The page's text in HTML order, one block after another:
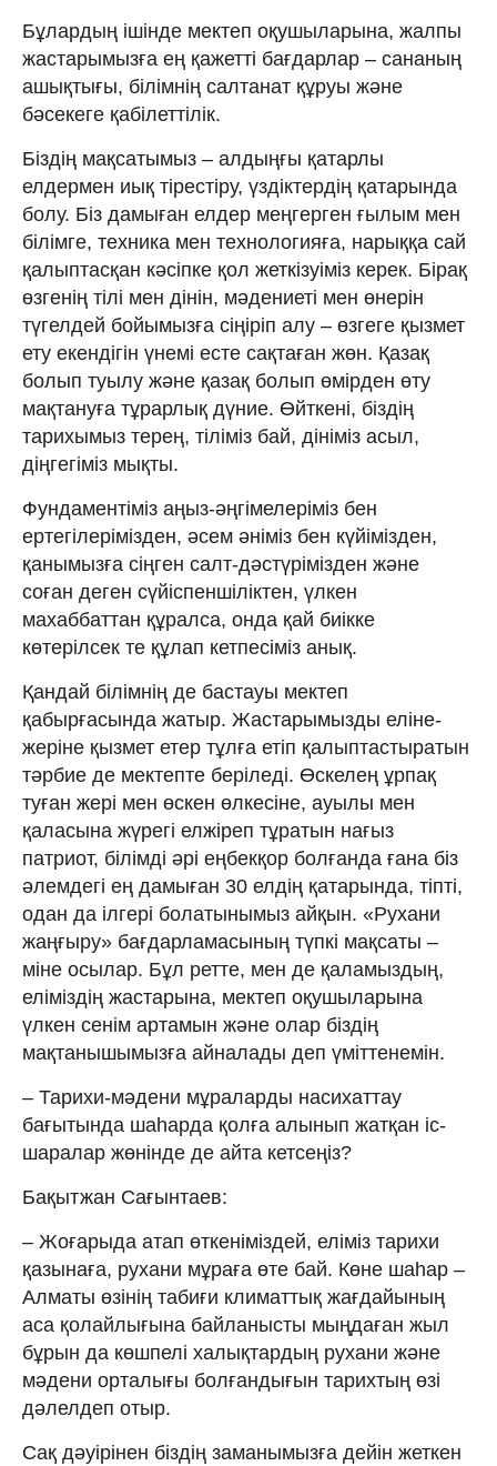
Бұлардың ішінде мектеп оқушыларына, жалпы
жастарымызға ең қажетті бағдарлар – сананың
ашықтығы, білімнің салтанат құруы және
бәсекеге қабілеттілік.
Біздің мақсатымыз – алдыңғы қатарлы
елдермен иық тірестіру, үздіктердің қатарында
болу. Біз дамыған елдер меңгерген ғылым мен
білімге, техника мен технологияға, нарыққа сай
қалыптасқан кәсіпке қол жеткізуіміз керек. Бірақ
өзгенің тілі мен дінін, мәдениеті мен өнерін
түгелдей бойымызға сіңіріп алу – өзгеге қызмет
ету екендігін үнемі есте сақтаған жөн. Қазақ
болып туылу және қазақ болып өмірден өту
мақтануға тұрарлық дүние. Өйткені, біздің
тарихымыз терең, тіліміз бай, дініміз асыл,
діңгегіміз мықты.
Фундаментіміз аңыз-әңгімелеріміз бен
ертегілерімізден, әсем әніміз бен күйімізден,
қанымызға сіңген салт-дәстүрімізден және
соған деген сүйіспеншіліктен, үлкен
махаббаттан құралса, онда қай биікке
көтерілсек те құлап кетпесіміз анық.
Қандай білімнің де бастауы мектеп
қабырғасында жатыр. Жастарымызды еліне-
жеріне қызмет етер тұлға етіп қалыптастыратын
тәрбие де мектепте беріледі. Өскелең ұрпақ
туған жері мен өскен өлкесіне, ауылы мен
қаласына жүрегі елжіреп тұратын нағыз
патриот, білімді әрі еңбекқор болғанда ғана біз
әлемдегі ең дамыған 30 елдің қатарында, тіпті,
одан да ілгері болатынымыз айқын. «Рухани
жаңғыру» бағдарламасының түпкі мақсаты –
міне осылар. Бұл ретте, мен де қаламыздың,
еліміздің жастарына, мектеп оқушыларына
үлкен сенім артамын және олар біздің
мақтанышымызға айналады деп үміттенемін.
– Тарихи-мәдени мұраларды насихаттау
бағытында шаһарда қолға алынып жатқан іс-
шаралар жөнінде де айта кетсеңіз?
Бақытжан Сағынтаев:
– Жоғарыда атап өткеніміздей, еліміз тарихи
қазынаға, рухани мұраға өте бай. Көне шаһар –
Алматы өзінің табиғи климаттық жағдайының
аса қолайлығына байланысты мыңдаған жыл
бұрын да көшпелі халықтардың рухани және
мәдени орталығы болғандығын тарихтың өзі
дәлелдеп отыр.
Сақ дәуірінен біздің заманымызға дейін жеткен